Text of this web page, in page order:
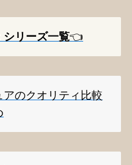
シリーズ一覧👈️
のクオリティ比較